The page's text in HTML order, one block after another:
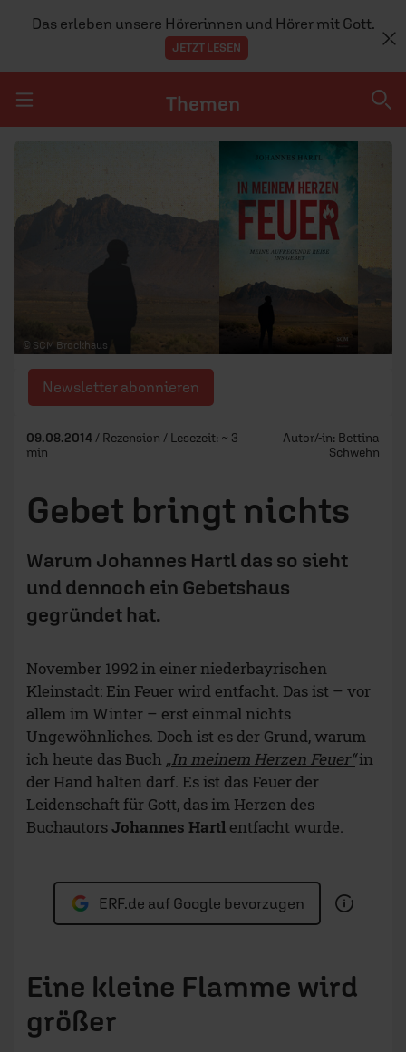
Das erleben unsere Hörerinnen und Hörer mit Gott.
JETZT LESEN
Themen
DOSSIERS
GESELLSCHAFT
TEAM
© SCM Brockhaus
Newsletter abonnieren
09.08.2014 / Rezension / Lesezeit: ~ 3
min
Autor/-in: Bettina
Schwehn
Gebet bringt nichts
Warum Johannes Hartl das so sieht
und dennoch ein Gebetshaus
gegründet hat.
November 1992 in einer niederbayrischen
Kleinstadt: Ein Feuer wird entfacht. Das ist – vor
allem im Winter – erst einmal nichts
Ungewöhnliches. Doch ist es der Grund, warum
ich heute das Buch „In meinem Herzen Feuer“in
der Hand halten darf. Es ist das Feuer der
Leidenschaft für Gott, das im Herzen des
BuchautorsJohannes Hartl entfacht wurde.
ERF.de auf Google bevorzugen
Eine kleine Flamme wird
größer